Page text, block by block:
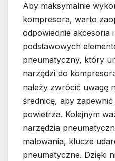
Aby maksymalnie
kompresora, warto
odpowiednie akcesoria
podstawowych
pneumatyczny, który
narzędzi do
należy zwrócić uwagę
średnicę, aby
powietrza. Kolejnym
narzędzia
malowania, klucze
pneumatyczne. Dzięki